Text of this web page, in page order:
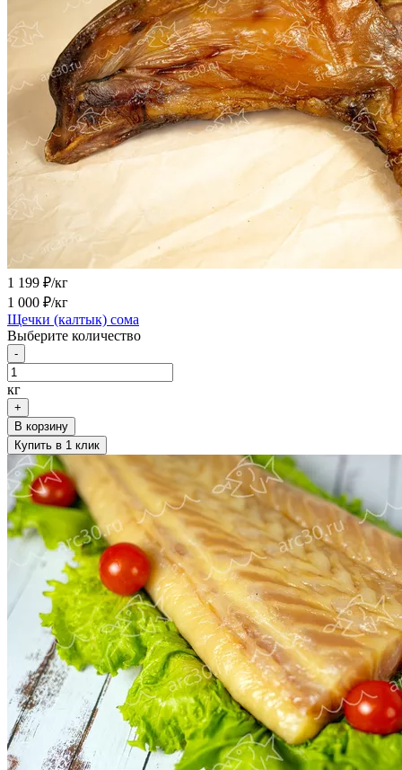
1 199 ₽/кг
1 000 ₽/кг
Щечки (калтык) сома
Выберите количество
-
кг
+
В корзину
Купить в 1 клик